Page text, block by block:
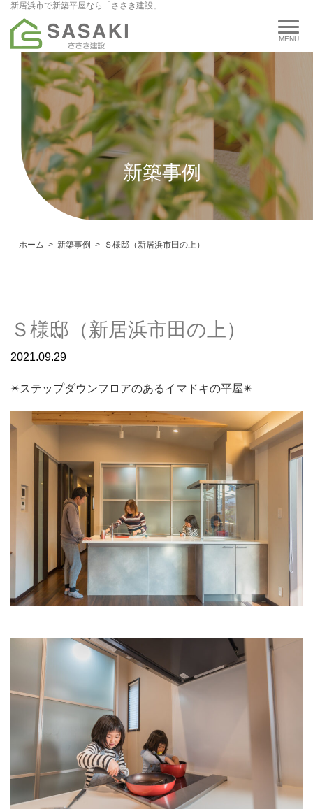
新居浜市で新築平屋なら「ささき建設」
新築事例
ホーム 新築事例 Ｓ様邸（新居浜市田の上）
Ｓ様邸（新居浜市田の上）
2021.09.29
✴︎ステップダウンフロアのあるイマドキの平屋✴︎